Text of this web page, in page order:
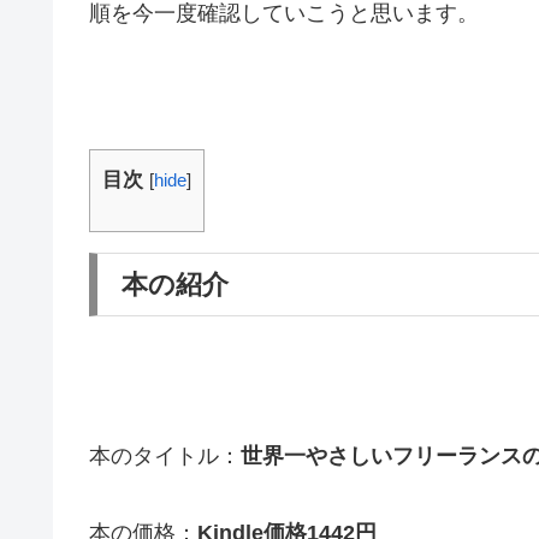
順を今一度確認していこうと思います。
目次 [hide]
本の紹介
本のタイトル： 世界一やさしいフリーランス
本の価格： Kindle価格1442円